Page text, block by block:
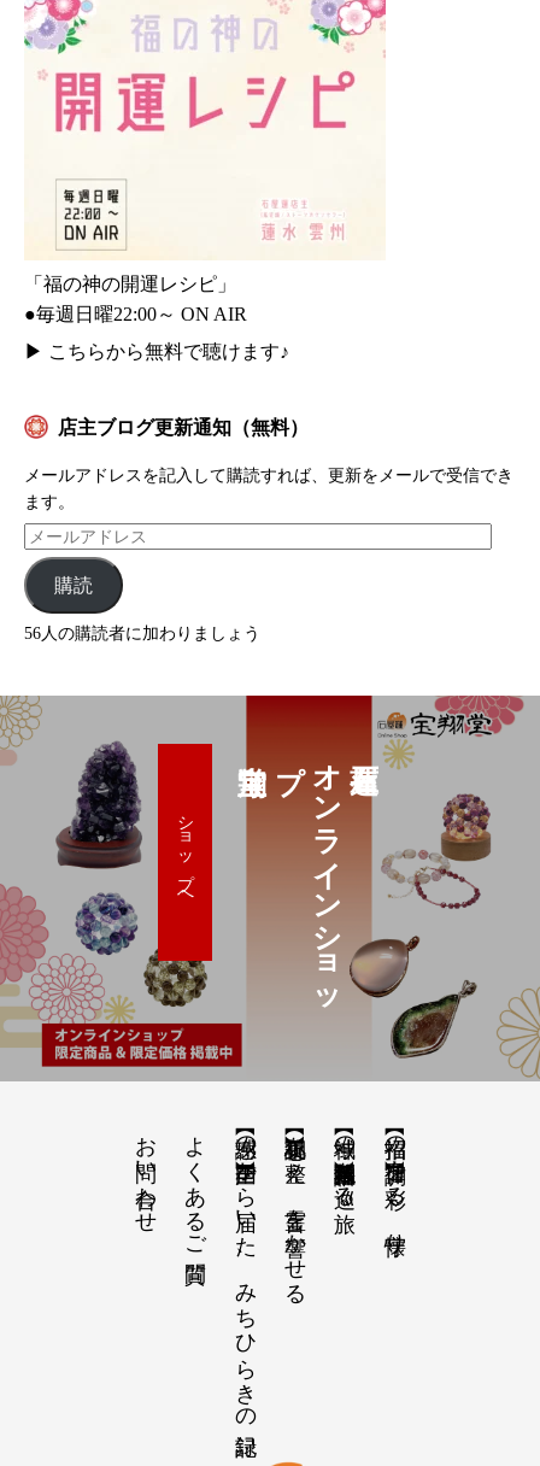
「福の神の開運レシピ」
●毎週日曜22:00～ ON AIR
▶ こちらから無料で聴けます♪
店主ブログ更新通知（無料）
メールアドレスを記入して購読すれば、更新をメールで受信でき
ます。
購読
56人の購読者に加わりましょう
オ
ン
ラ
イ
ン
シ
ョ
ッ
プ
ショップへ
【招福の調律】日々を彩る、懐守り
【神域の系譜】神社仏閣・自然を巡る旅
【祝詞集】心を整え、言霊を響かせる
【感謝の声】全国から届いた、みちひらきの記録
よくあるご質問
お問い合わせ